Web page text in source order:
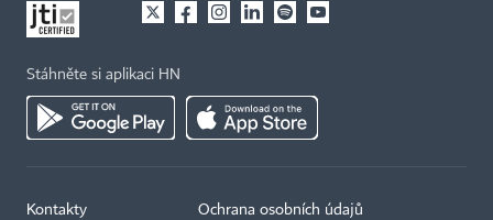
Stáhněte si aplikaci HN
Kontakty Ochrana osobních údajů